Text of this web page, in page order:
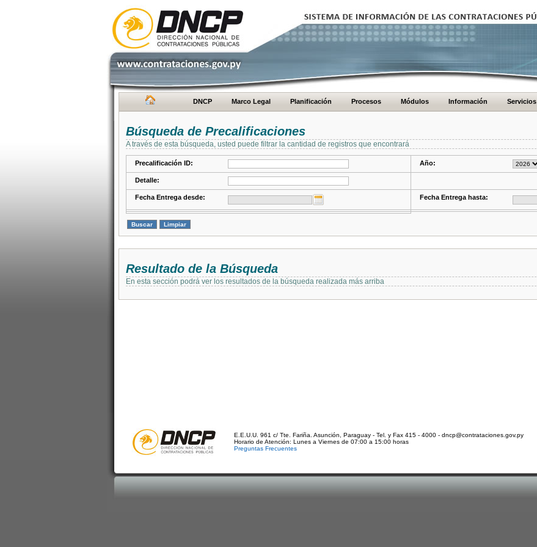
DNCP Marco Legal Planificación Procesos Módulos Información Servicios
Búsqueda de Precalificaciones
A través de esta búsqueda, usted puede filtrar la cantidad de registros que encontrará
Precalificación ID: Año:
Detalle:
Fecha Entrega desde: Fecha Entrega hasta:
Resultado de la Búsqueda
En esta sección podrá ver los resultados de la búsqueda realizada más arriba
E.E.U.U. 961 c/ Tte. Fariña. Asunción, Paraguay - Tel. y Fax 415 - 4000 - dncp@contrataciones.gov.py
Horario de Atención: Lunes a Viernes de 07:00 a 15:00 horas
Preguntas Frecuentes